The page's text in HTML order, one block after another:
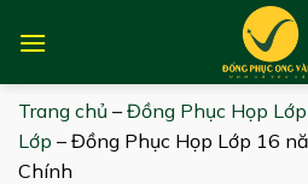
Trang chủ – Đồng Phục Họp Lớp
Lớp – Đồng Phục Họp Lớp 16
Chính